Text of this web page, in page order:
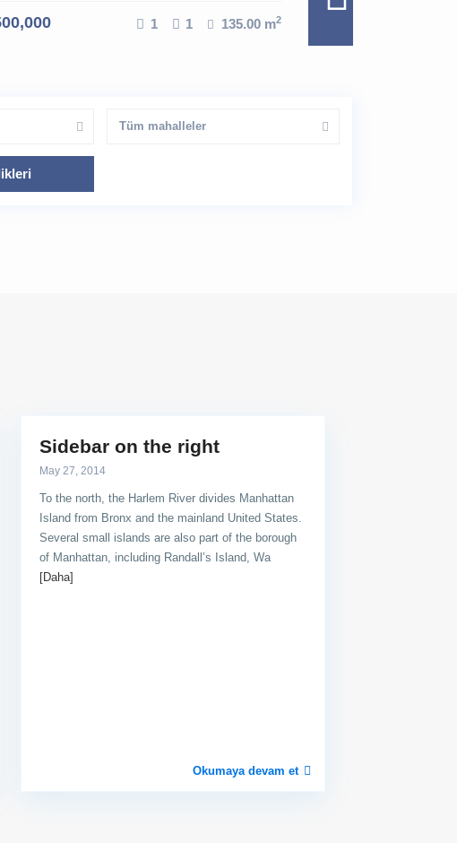
1 1 135.00 m2
Tüm mahalleler
Sidebar on the right
May 27, 2014
To the north, the Harlem River divides Manhattan
Island from Bronx and the mainland United States.
Several small islands are also part of the borough
of Manhattan, including Randall’s Island, Wa
[Daha]
Okumaya devam et